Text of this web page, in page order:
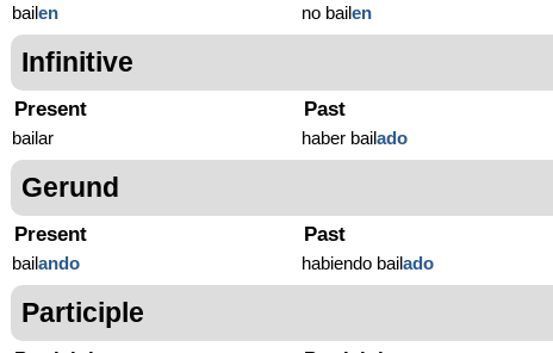
bailen
no bailen
Infinitive
Present
bailar
Past
haber bailado
Gerund
Present
bailando
Past
habiendo bailado
Participle